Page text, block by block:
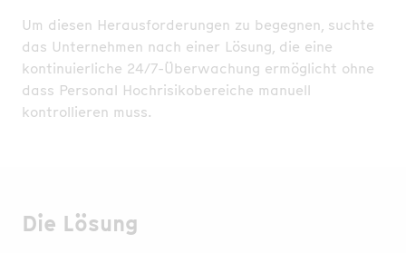
Um diesen Herausforderungen zu begegnen, suchte
das Unternehmen nach einer Lösung, die eine
kontinuierliche 24/7-Überwachung ermöglicht ohne
dass Personal Hochrisikobereiche manuell
kontrollieren muss.
Die Lösung